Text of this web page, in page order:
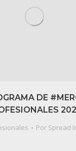
DE
Por Spread